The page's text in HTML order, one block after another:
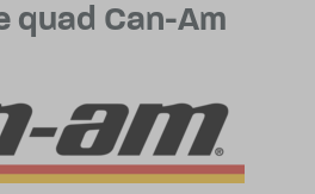
quad Can-Am